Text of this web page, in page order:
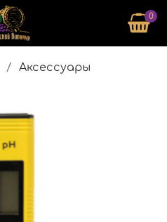
0
Аксессуары